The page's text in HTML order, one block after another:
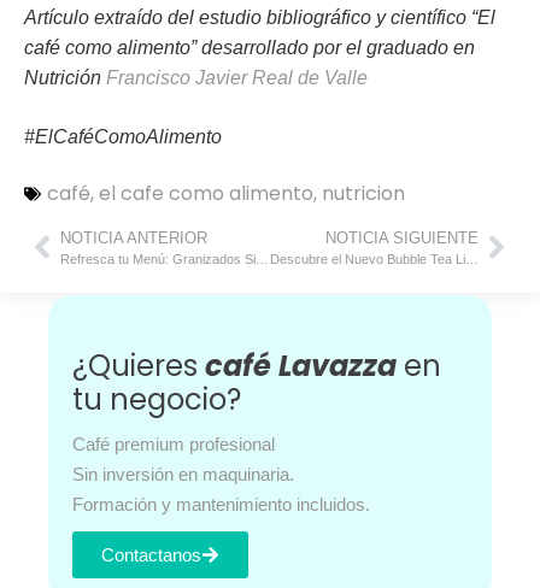
Artículo extraído del estudio bibliográfico y científico “El
café como alimento” desarrollado por el graduado en
Nutrición Francisco Javier Real de Valle
#ElCaféComoAlimento
café,el cafe como alimento, nutricion
NOTICIA ANTERIOR NOTICIA SIGUIENTE
Descubre el Nuevo Bubble Tea Listo para Beber que revoluciona el Mundo de las Bebidas Refrescantes
¿Quieres café Lavazza en
tu negocio?
Café premium profesional
Sin inversión en maquinaria.
Formación y mantenimiento incluidos.
Contactanos